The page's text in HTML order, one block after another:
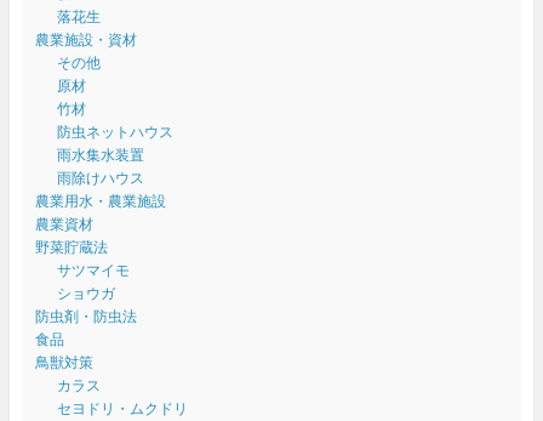
落花生
農業施設・資材
その他
原材
竹材
防虫ネットハウス
雨水集水装置
雨除けハウス
農業用水・農業施設
農業資材
野菜貯蔵法
サツマイモ
ショウガ
防虫剤・防虫法
食品
鳥獣対策
カラス
セヨドリ・ムクドリ